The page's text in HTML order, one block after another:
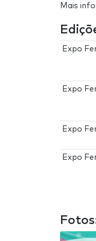
Mais
Expo
Expo
Expo
Expo